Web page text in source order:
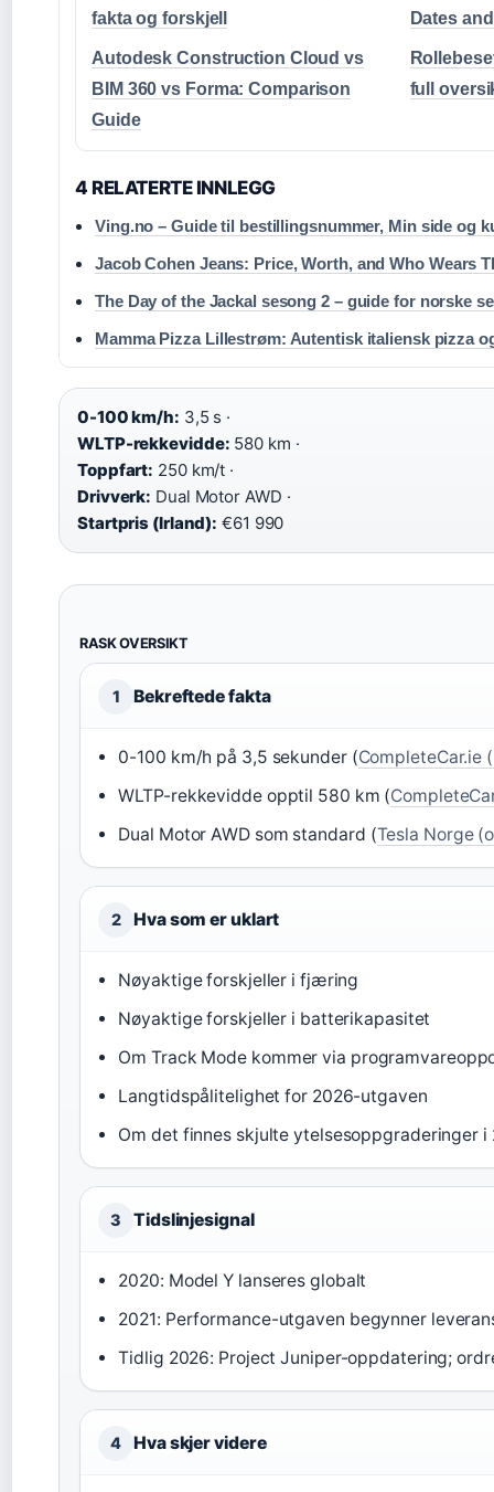
fakta og forskjell
Dates
Autodesk Construction Cloud vs
BIM 360 vs Forma: Comparison
Guide
full
4 RELATERTE INNLEGG
Ving.no – Guide til bestillingsnummer, Min side og
Jacob Cohen Jeans: Price, Worth, and Who Wears
The Day of the Jackal sesong 2 – guide for norske
Mamma Pizza Lillestrøm: Autentisk italiensk pizza
0-100 km/h: 3,5 s ·
WLTP-rekkevidde: 580 km ·
Toppfart: 250 km/t ·
Drivverk: Dual Motor AWD ·
Startpris (Irland): €61 990
RASK OVERSIKT
1 Bekreftede fakta
0-100 km/h på 3,5 sekunder (CompleteCar.ie
WLTP-rekkevidde opptil 580 km (
Dual Motor AWD som standard (Tesla Norge
2 Hva som er uklart
Nøyaktige forskjeller i fjæring
Nøyaktige forskjeller i batterikapasitet
Om Track Mode kommer via
Langtidspålitelighet for 2026-utgaven
Om det finnes skjulte ytelsesoppgraderinger
3 Tidslinjesignal
2020: Model Y lanseres globalt
2021: Performance-utgaven begynner
Tidlig 2026: Project Juniper-oppdatering;
4 Hva skjer videre